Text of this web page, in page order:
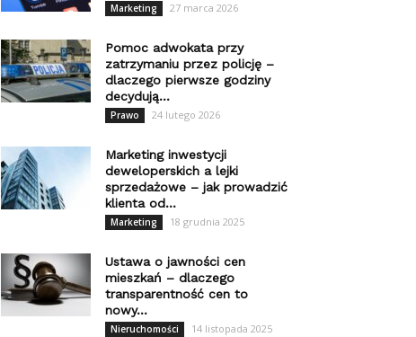
Marketing 27 marca 2026
Pomoc adwokata przy
zatrzymaniu przez policję –
dlaczego pierwsze godziny
decydują...
Prawo 24 lutego 2026
Marketing inwestycji
deweloperskich a lejki
sprzedażowe – jak prowadzić
klienta od...
Marketing 18 grudnia 2025
Ustawa o jawności cen
mieszkań – dlaczego
transparentność cen to
nowy...
Nieruchomości 14 listopada 2025